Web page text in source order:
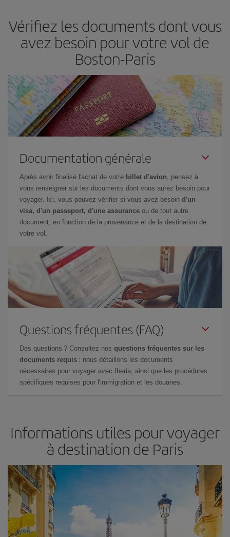
Vérifiez les documents dont vous
avez besoin pour votre vol de
Boston-Paris
Documentation générale
Après avoir finalisé l'achat de votre billet d'avion, pensez à
vous renseigner sur les documents dont vous aurez besoin pour
voyager. Ici, vous pouvez vérifier si vous avez besoin d'un
visa, d'un passeport, d'une assurance ou de tout autre
document, en fonction de la provenance et de la destination de
votre vol.
Questions fréquentes (FAQ)
Des questions ? Consultez nos questions fréquentes sur les
documents requis : nous détaillons les documents
nécessaires pour voyager avec Iberia, ainsi que les procédures
spécifiques requises pour l'immigration et les douanes.
Informations utiles pour voyager
à destination de Paris